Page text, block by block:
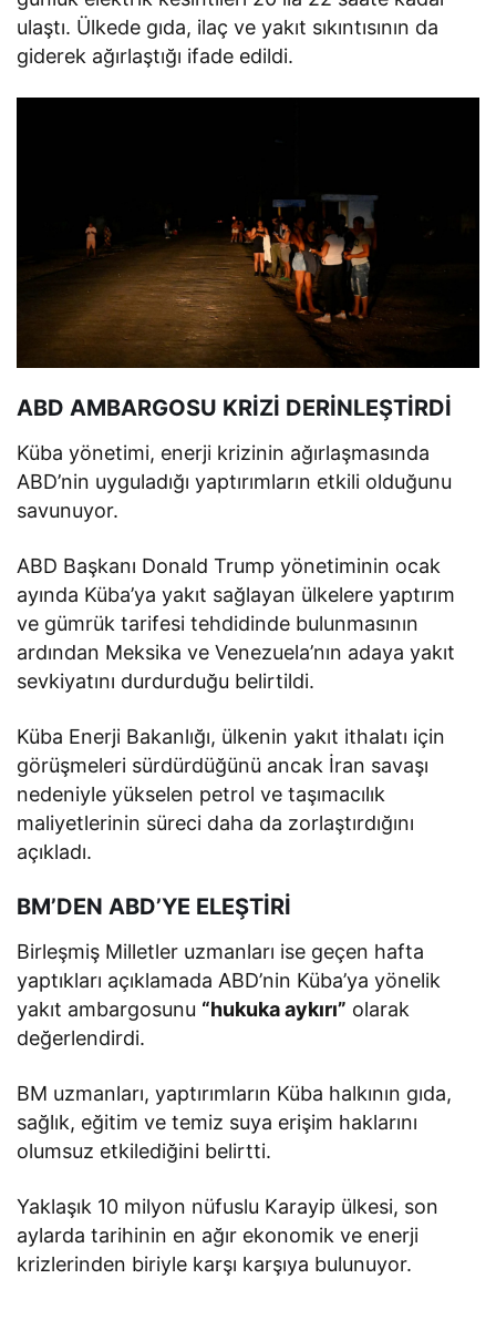
ulaştı. Ülkede gıda, ilaç ve yakıt sıkıntısının da
giderek ağırlaştığı ifade edildi.
ABD AMBARGOSU KRİZİ DERİNLEŞTİRDİ
Küba yönetimi, enerji krizinin ağırlaşmasında
ABD’nin uyguladığı yaptırımların etkili olduğunu
savunuyor.
ABD Başkanı Donald Trump yönetiminin ocak
ayında Küba’ya yakıt sağlayan ülkelere yaptırım
ve gümrük tarifesi tehdidinde bulunmasının
ardından Meksika ve Venezuela’nın adaya yakıt
sevkiyatını durdurduğu belirtildi.
Küba Enerji Bakanlığı, ülkenin yakıt ithalatı için
görüşmeleri sürdürdüğünü ancak İran savaşı
nedeniyle yükselen petrol ve taşımacılık
maliyetlerinin süreci daha da zorlaştırdığını
açıkladı.
BM’DEN ABD’YE ELEŞTİRİ
Birleşmiş Milletler uzmanları ise geçen hafta
yaptıkları açıklamada ABD’nin Küba’ya yönelik
yakıt ambargosunu “hukuka aykırı” olarak
değerlendirdi.
BM uzmanları, yaptırımların Küba halkının gıda,
sağlık, eğitim ve temiz suya erişim haklarını
olumsuz etkilediğini belirtti.
Yaklaşık 10 milyon nüfuslu Karayip ülkesi, son
aylarda tarihinin en ağır ekonomik ve enerji
krizlerinden biriyle karşı karşıya bulunuyor.